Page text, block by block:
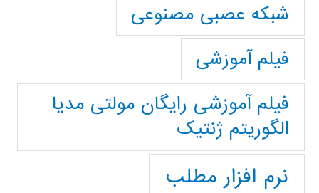
شبکه عصبی مصنوعی
فیلم آموزشی
فیلم آموزشی رایگان مولتی مدیا
الگوریتم ژنتیک
نرم افزار مطلب